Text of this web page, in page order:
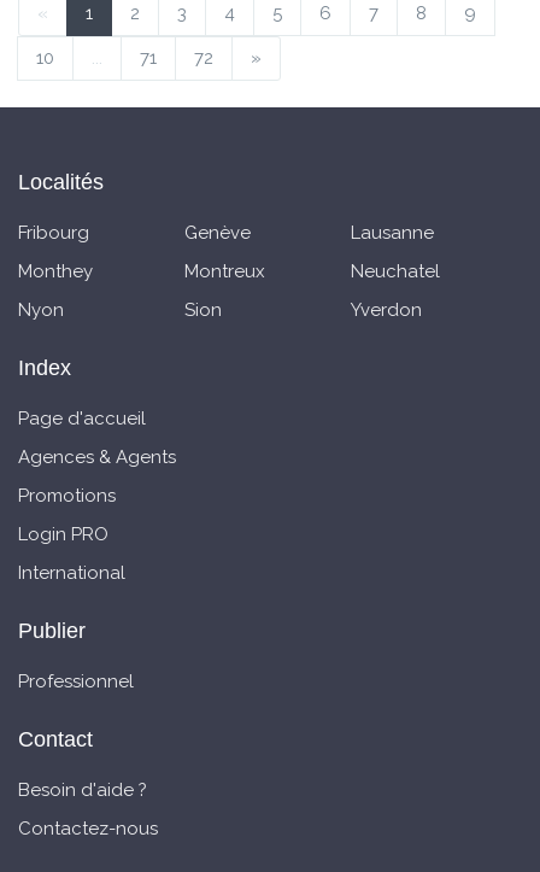
« 1 2 3 4 5 6 7 8 9
10 ... 71 72 »
Localités
Fribourg Genève
Lausanne
Monthey
Montreux
Neuchatel
Nyon
Sion Yverdon
Index
Page d'accueil
Agences & Agents
Promotions
Login PRO
International
Publier
Professionnel
Contact
Besoin d'aide ?
Contactez-nous